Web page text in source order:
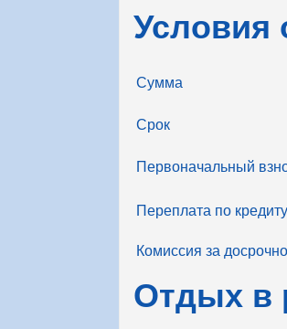
Сумма
Срок
Первоначальный
Переплата по кредиту
Комиссия за
Отдых в